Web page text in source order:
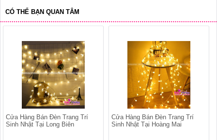
CÓ THỂ BẠN QUAN TÂM
Cửa Hàng Bán Đèn Trang Trí
Sinh Nhật Tại Long Biên
Cửa Hàng Bán Đèn Trang Trí
Sinh Nhật Tại Hoàng Mai